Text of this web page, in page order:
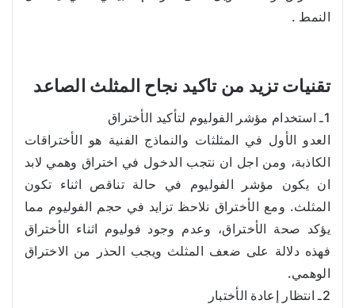
النمط .
تقنيات تزيد من تاكيد نجاح المثلث الصاعد
1ـ استخدام مؤشر الفوليوم لتأكيد الأختراق
العدو الأول في المثلثات والنماذج الفنية هو الأختراقات
الكاذبة، ومن اجل ان نتجب الدخول في اختراق وهمي لابد
ان يكون مؤشر الفوليوم في حالة تناقص اثناء تكون
المثلث. ومع الأختراق نلاحظ تزايد في حجم الفوليوم مما
يؤكد صحة الأختراق، وعدم وجود فوليوم اثناء الأختراق
فهذه دلالة على ضعف المثلث ويجب الحذر من الاختراق
الوهمي.
2ـ انتظار إعادة الأختبار